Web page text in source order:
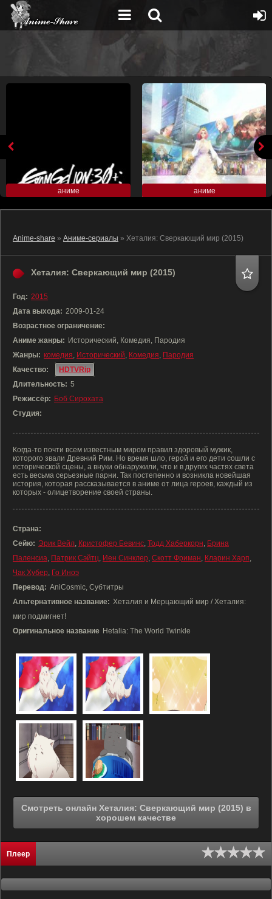
аниме аниме
Anime-share » Аниме-сериалы » Хеталия: Сверкающий мир (2015)
Хеталия: Сверкающий мир (2015)
Год: 2015
Дата выхода: 2009-01-24
Возрастное ограничение:
Аниме жанры: Исторический, Комедия, Пародия
Жанры: комедия, Исторический, Комедия, Пародия
Качество:
HDTVRip
Длительность: 5
Режиссёр: Боб Сирохата
Студия:
Когда-то почти всем известным миром правил здоровый мужик,
которого звали Древний Рим. Но время шло, герой и его дети сошли с
исторической сцены, а внуки обнаружили, что и в других частях света
есть весьма серьезные парни. Так постепенно и возникла новейшая
история, которая рассказывается в аниме от лица героев, каждый из
которых - олицетворение своей страны.
Страна:
Сейю: Эрик Вейл, Кристофер Бевинс, Тодд Хаберкорн, Брина
Паленсиа, Патрик Сэйтц, Иен Синклер, Скотт Фриман, Кларин Харп,
Чак Хубер, Го Иноэ
Перевод: AniCosmic, Субтитры
Альтернативное название: Хеталия и Мерцающий мир / Хеталия:
мир подмигнет!
Оригинальное название Hetalia: The World Twinkle
Смотреть онлайн Хеталия: Сверкающий мир (2015) в
хорошем качестве
Плеер